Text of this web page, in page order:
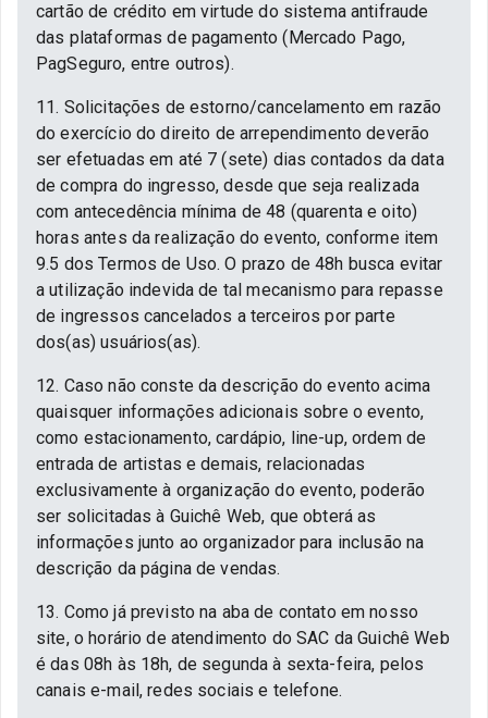
cartão de crédito em virtude do sistema antifraude
das plataformas de pagamento (Mercado Pago,
PagSeguro, entre outros).
11. Solicitações de estorno/cancelamento em razão
do exercício do direito de arrependimento deverão
ser efetuadas em até 7 (sete) dias contados da data
de compra do ingresso, desde que seja realizada
com antecedência mínima de 48 (quarenta e oito)
horas antes da realização do evento, conforme item
9.5 dos Termos de Uso. O prazo de 48h busca evitar
a utilização indevida de tal mecanismo para repasse
de ingressos cancelados a terceiros por parte
dos(as) usuários(as).
12. Caso não conste da descrição do evento acima
quaisquer informações adicionais sobre o evento,
como estacionamento, cardápio, line-up, ordem de
entrada de artistas e demais, relacionadas
exclusivamente à organização do evento, poderão
ser solicitadas à Guichê Web, que obterá as
informações junto ao organizador para inclusão na
descrição da página de vendas.
13. Como já previsto na aba de contato em nosso
site, o horário de atendimento do SAC da Guichê Web
é das 08h às 18h, de segunda à sexta-feira, pelos
canais e-mail, redes sociais e telefone.